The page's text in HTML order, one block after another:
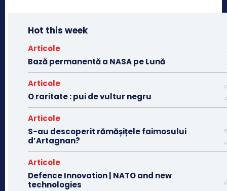
Hot this week
Articole
Bază permanentă a NASA pe Lună
Articole
O raritate : pui de vultur negru
Articole
S-au descoperit rămășițele faimosului
d’Artagnan?
Articole
Defence Innovation | NATO and new
technologies